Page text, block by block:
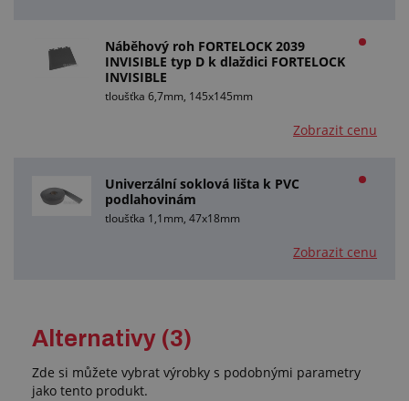
Náběhový roh FORTELOCK 2039
INVISIBLE typ D k dlaždici FORTELOCK
INVISIBLE
tloušťka 6,7mm, 145x145mm
Zobrazit cenu
Univerzální soklová lišta k PVC
podlahovinám
tloušťka 1,1mm, 47x18mm
Zobrazit cenu
Alternativy (3)
Zde si můžete vybrat výrobky s podobnými parametry
jako tento produkt.